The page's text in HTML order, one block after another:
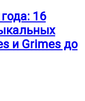
16
и Grimes до